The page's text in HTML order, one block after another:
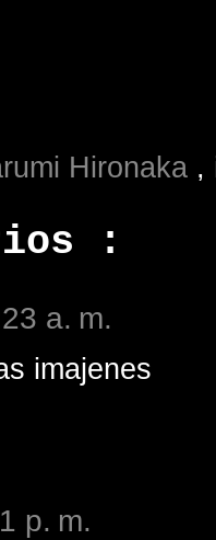
Hironaka ,
:
a. m.
imajenes
p. m.